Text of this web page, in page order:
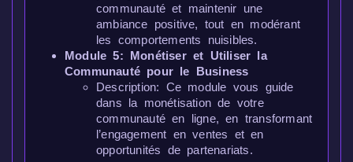
communauté et maintenir une
ambiance positive, tout en modérant
les comportements nuisibles.
Module 5: Monétiser et Utiliser la
Communauté pour le Business
Description: Ce module vous guide
dans la monétisation de votre
communauté en ligne, en transformant
l’engagement en ventes et en
opportunités de partenariats.